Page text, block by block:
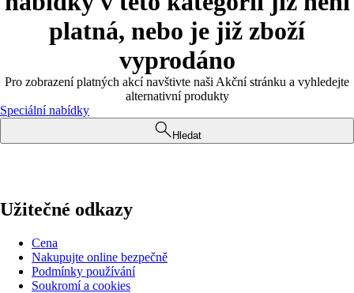
platná, nebo je již zboží
vyprodáno
Pro zobrazení platných akcí navštivte naši Akční stránku a vyhledejte
alternativní produkty
Speciální nabídky
Hledat
Užitečné odkazy
Cena
Nakupujte online bezpečně
Podmínky používání
Soukromí a cookies